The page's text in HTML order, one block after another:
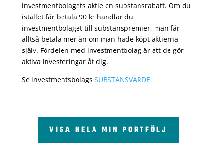
investmentbolagets aktie en substansrabatt. Om du
istället får betala 90 kr handlar du
investmentbolaget till substanspremier, man får
alltså betala mer än om man hade köpt aktierna
själv. Fördelen med investmentbolag är att de gör
aktiva investeringar åt dig.
Se investmentsbolags SUBSTANSVÄRDE
VISA HELA MIN PORTFÖLJ